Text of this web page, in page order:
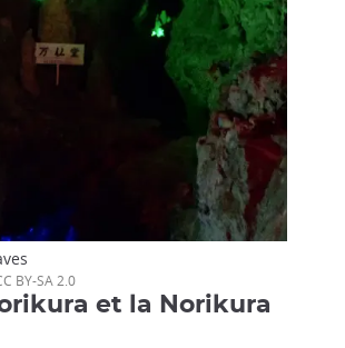
BY-SA 2.0
et la Norikura